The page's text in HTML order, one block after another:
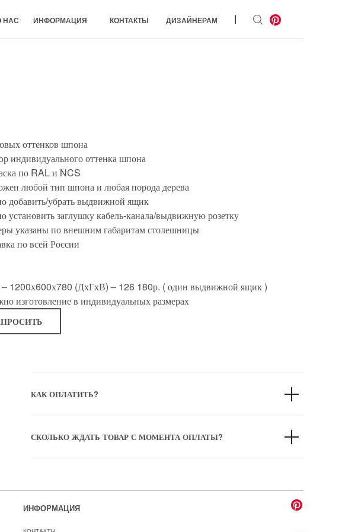
ДИЗАЙНЕРАМ
КОНТАКТЫ
ИНФОРМАЦИЯ
НАС
оттенков шпона
индивидуального оттенка шпона
по RAL и NCS
любой тип шпона и любая порода дерева
добавить/убрать выдвижной ящик
установить заглушку кабель-канала/выдвижную розетку
указаны по внешним габаритам столешницы
по всей России
– 1200х600х780 (ДхГхВ) – 126 180р. ( один выдвижной ящик )
изготовление в индивидуальных размерах
КАК ОПЛАТИТЬ?
СКОЛЬКО ЖДАТЬ ТОВАР С МОМЕНТА ОПЛАТЫ?
ИНФОРМАЦИЯ